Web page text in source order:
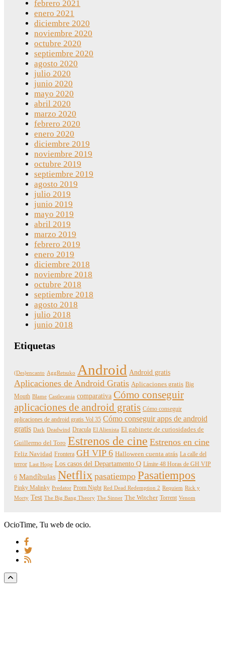
febrero 2021
enero 2021
diciembre 2020
noviembre 2020
octubre 2020
septiembre 2020
agosto 2020
julio 2020
junio 2020
mayo 2020
abril 2020
marzo 2020
febrero 2020
enero 2020
diciembre 2019
noviembre 2019
octubre 2019
septiembre 2019
agosto 2019
julio 2019
junio 2019
mayo 2019
abril 2019
marzo 2019
febrero 2019
enero 2019
diciembre 2018
noviembre 2018
octubre 2018
septiembre 2018
agosto 2018
julio 2018
junio 2018
Etiquetas
(Des)encanto AggRetsuko Android Android gratis
Aplicaciones de Android Gratis Aplicaciones gratis Big
Mouth Blame Castlevania comparativa Cómo conseguir
aplicaciones de android gratis Cómo conseguir
aplicaciones de android gratis Vol 35 Cómo conseguir apps de android
gratis Dark Deadwind Dracula El Alienista El gabinete de curiosidades de
Guillermo del Toro Estrenos de cine Estrenos en cine
Feliz Navidad Frontera GH VIP 6 Halloween cuenta atrás La calle del
terror Last Hope Los casos del Departamento Q Límite 48 Horas de GH VIP
6 Mandíbulas Netflix pasatiempo Pasatiempos
Pinky Malinky Predator Prom Night Red Dead Redemption 2 Requiem Rick y
Morty Test The Big Bang Theory The Sinner The Witcher Torrent Venom
OcioTime, Tu web de ocio.